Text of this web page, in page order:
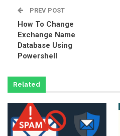
PREV POST
How To Change
Exchange Name
Database Using
Powershell
Related